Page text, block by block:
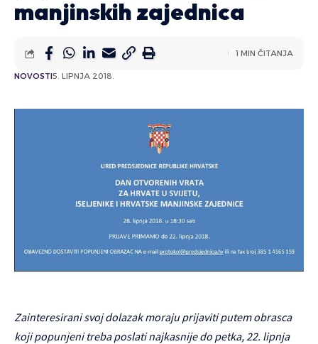
manjinskih zajednica
NOVOSTI5. LIPNJA 2018.
1 MIN ČITANJA
Zainteresirani svoj dolazak moraju prijaviti putem obrasca
koji popunjeni treba poslati najkasnije do petka, 22. lipnja